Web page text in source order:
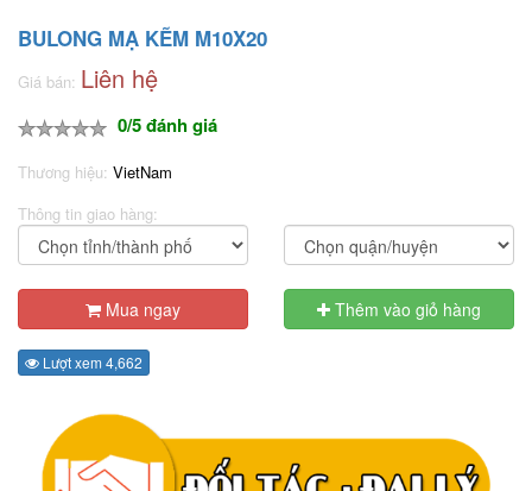
BULONG MẠ KẼM M10X20
Giá bán: Liên hệ
0/5 đánh giá
Thương hiệu: VietNam
Thông tin giao hàng:
Mua ngay Thêm vào giỏ hàng
Lượt xem 4,662